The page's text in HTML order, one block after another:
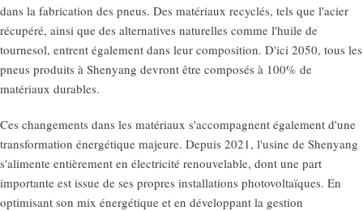
dans la fabrication des pneus. Des matériaux recyclés, tels que l'acier
récupéré, ainsi que des alternatives naturelles comme l'huile de
tournesol, entrent également dans leur composition. D'ici 2050, tous les
pneus produits à Shenyang devront être composés à 100% de
matériaux durables.
Ces changements dans les matériaux s'accompagnent également d'une
transformation énergétique majeure. Depuis 2021, l'usine de Shenyang
s'alimente entièrement en électricité renouvelable, dont une part
importante est issue de ses propres installations photovoltaïques. En
optimisant son mix énergétique et en développant la gestion